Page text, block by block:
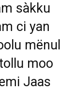
sàkku
ci yan
mënul
moo
Jaas